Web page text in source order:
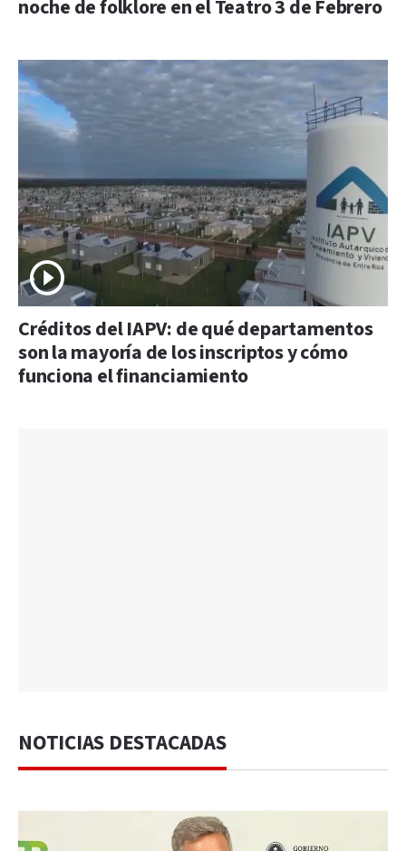
noche de folklore en el Teatro 3 de Febrero
Créditos del IAPV: de qué departamentos
son la mayoría de los inscriptos y cómo
funciona el financiamiento
NOTICIAS DESTACADAS